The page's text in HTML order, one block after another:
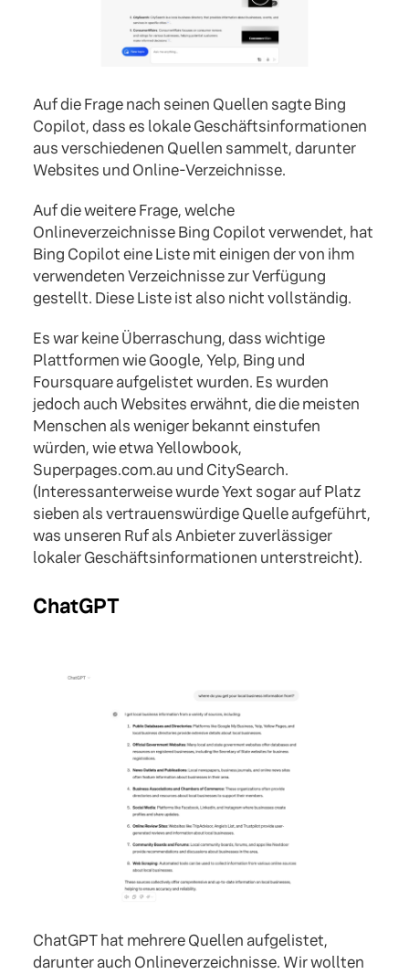
Auf die Frage nach seinen Quellen sagte Bing
Copilot, dass es lokale Geschäftsinformationen
aus verschiedenen Quellen sammelt, darunter
Websites und Online-Verzeichnisse.
Auf die weitere Frage, welche
Onlineverzeichnisse Bing Copilot verwendet, hat
Bing Copilot eine Liste mit einigen der von ihm
verwendeten Verzeichnisse zur Verfügung
gestellt. Diese Liste ist also nicht vollständig.
Es war keine Überraschung, dass wichtige
Plattformen wie Google, Yelp, Bing und
Foursquare aufgelistet wurden. Es wurden
jedoch auch Websites erwähnt, die die meisten
Menschen als weniger bekannt einstufen
würden, wie etwa Yellowbook,
Superpages.com.au und CitySearch.
(Interessanterweise wurde Yext sogar auf Platz
sieben als vertrauenswürdige Quelle aufgeführt,
was unseren Ruf als Anbieter zuverlässiger
lokaler Geschäftsinformationen unterstreicht).
ChatGPT
ChatGPT hat mehrere Quellen aufgelistet,
darunter auch Onlineverzeichnisse. Wir wollten